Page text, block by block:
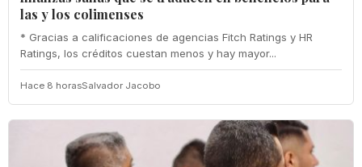
las y los colimenses
* Gracias a calificaciones de agencias Fitch Ratings y HR
Ratings, los créditos cuestan menos y hay mayor...
Hace 8 horasSalvador Jacobo